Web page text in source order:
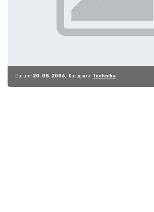
Datum: 20. 08. 2006 Kategorie: Technika